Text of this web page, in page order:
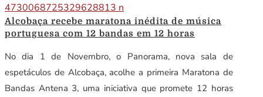
Alcobaça recebe maratona inédita de música
portuguesa com 12 bandas em 12 horas
No dia 1 de Novembro, o Panorama, nova sala de
espetáculos de Alcobaça, acolhe a primeira Maratona de
Bandas Antena 3, uma iniciativa que promete 12 horas